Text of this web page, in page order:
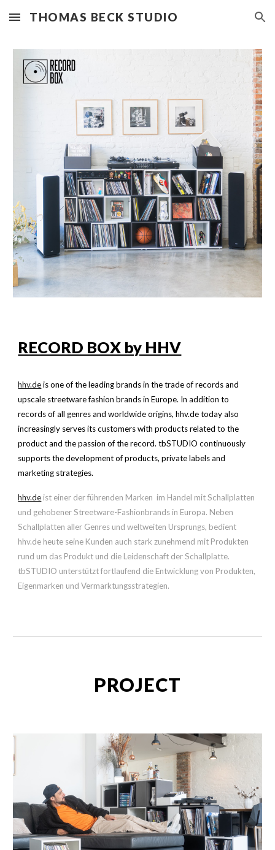
Skip to main content Skip to navigation
THOMAS BECK STUDIO
RECORD BOX by HHV
hhv.deis one of the leading brands in the trade of records and
upscale streetware fashion brands in Europe. In addition to
records of all genres and worldwide origins, hhv.de today also
increasingly serves its customers with products related to the
product and the passion of the record. tbSTUDIO continuously
supports the development of products, private labels and
marketing strategies.
hhv.de ist einer der führenden Marken im Handel mit Schallplatten
und gehobener Streetware-Fashionbrands in Europa. Neben
Schallplatten aller Genres und weltweiten Ursprungs, bedient
hhv.de heute seine Kunden auch stark zunehmend mit Produkten
rund um das Produkt und die Leidenschaft der Schallplatte.
tbSTUDIO unterstützt fortlaufend die Entwicklung von Produkten,
Eigenmarken und Vermarktungsstrategien.
PROJECT